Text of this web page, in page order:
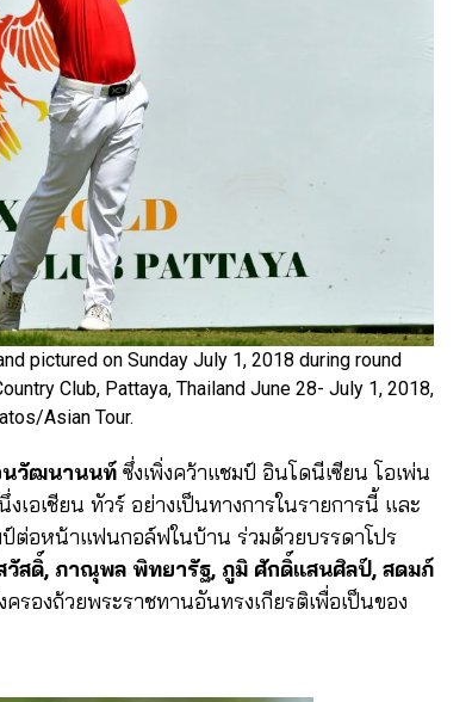
pictured on Sunday July 1, 2018 during round
Club, Pattaya, Thailand June 28- July 1, 2018,
Asian Tour.
นวัฒนานนท์ ซึ่งเพิ่งคว้าแชมป์ อินโดนีเซียน โอเพ่น
อเชียน ทัวร์ อย่างเป็นทางการในรายการนี้ และ
ต่อหน้าแฟนกอล์ฟในบ้าน ร่วมด้วยบรรดาโปร
วัสดิ์, ภาณุพล พิทยารัฐ, ภูมิ ศักดิ์แสนศิลป์, สดมภ์
ครองถ้วยพระราชทานอันทรงเกียรติเพื่อเป็นของ